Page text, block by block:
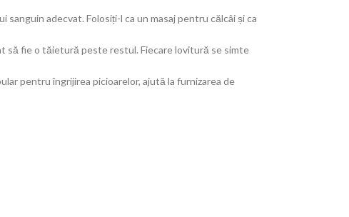
sanguin adecvat. Folosiți-l ca un masaj pentru călcâi și ca
să fie o tăietură peste restul. Fiecare lovitură se simte
pentru îngrijirea picioarelor, ajută la furnizarea de